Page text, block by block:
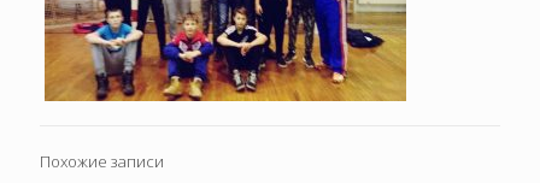
Похожие записи